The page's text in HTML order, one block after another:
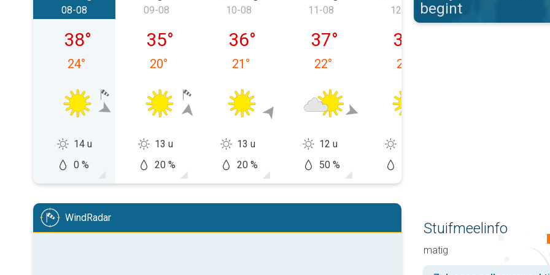
zaterdag 08-08
08-08
38°
24°
14 u
0 %
zondag 09-08
09-08
35°
20°
13 u
20 %
maandag 10-08
10-08
36°
21 °
13 u
20 %
dinsdag 11-08
11-08
37°
22°
12 u
50 %
woensdag 12-08
12-08
38
21
begint
WindRadar
Stuifmeelinfo
matig